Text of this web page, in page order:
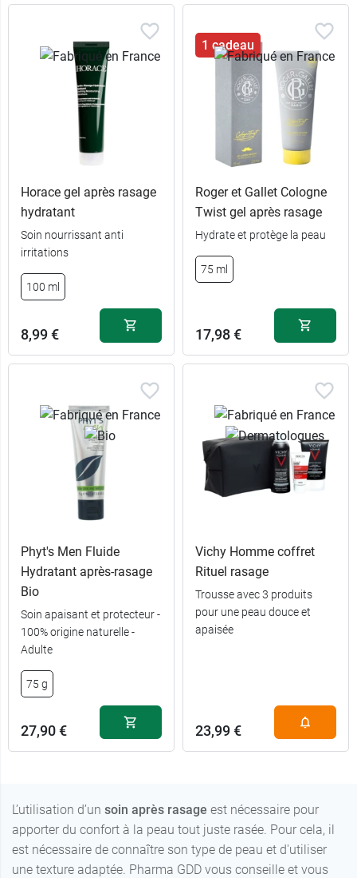
Horace gel après rasage
hydratant
Soin nourrissant anti
irritations
100 ml
8,99 €
1 cadeau
Roger et Gallet Cologne
Twist gel après rasage
Hydrate et protège la peau
75 ml
17,98 €
Phyt's Men Fluide
Hydratant après-rasage
Bio
Soin apaisant et protecteur -
100% origine naturelle -
Adulte
75 g
27,90 €
Vichy Homme coffret
Rituel rasage
Trousse avec 3 produits
pour une peau douce et
apaisée
23,99 €
L’utilisation d’un soin après rasage est nécessaire pour
apporter du confort à la peau tout juste rasée. Pour cela, il
est nécessaire de connaître son type de peau et d'utiliser
une texture adaptée. Pharma GDD vous conseille et vous